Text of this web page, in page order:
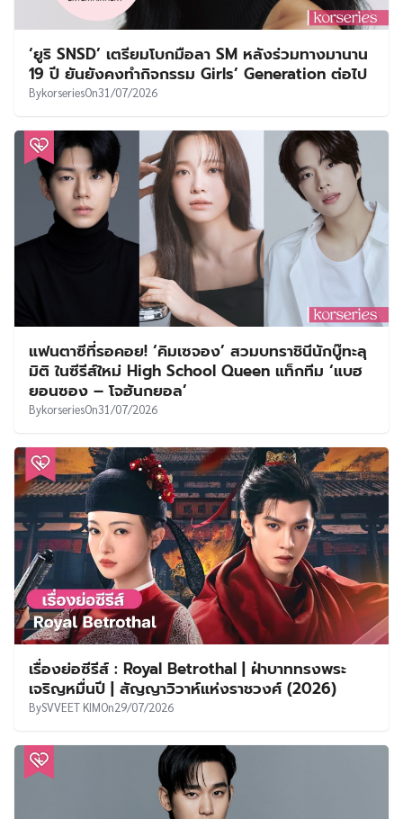
‘ยูริ SNSD’ เตรียมโบกมือลา SM หลังร่วมทางมานาน
19 ปี ยันยังคงทำกิจกรรม Girls’ Generation ต่อไป
BykorseriesOn31/07/2026
แฟนตาซีที่รอคอย! ‘คิมเซจอง’ สวมบทราชินีนักบู๊ทะลุ
มิติ ในซีรีส์ใหม่ High School Queen แท็กทีม ‘แบฮ
ยอนซอง – โจฮันกยอล’
BykorseriesOn31/07/2026
เรื่องย่อซีรีส์ : Royal Betrothal | ฝ่าบาททรงพระ
เจริญหมื่นปี | สัญญาวิวาห์แห่งราชวงศ์ (2026)
BySVVEET KIMOn29/07/2026